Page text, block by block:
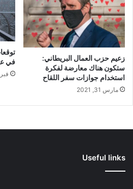
زعيم حزب العمال البريطاني:
ستكون هناك معارضة لفكرة
استخدام جوازات سفر اللقاح
مارس 31, 2021
في
فبراير
Useful links